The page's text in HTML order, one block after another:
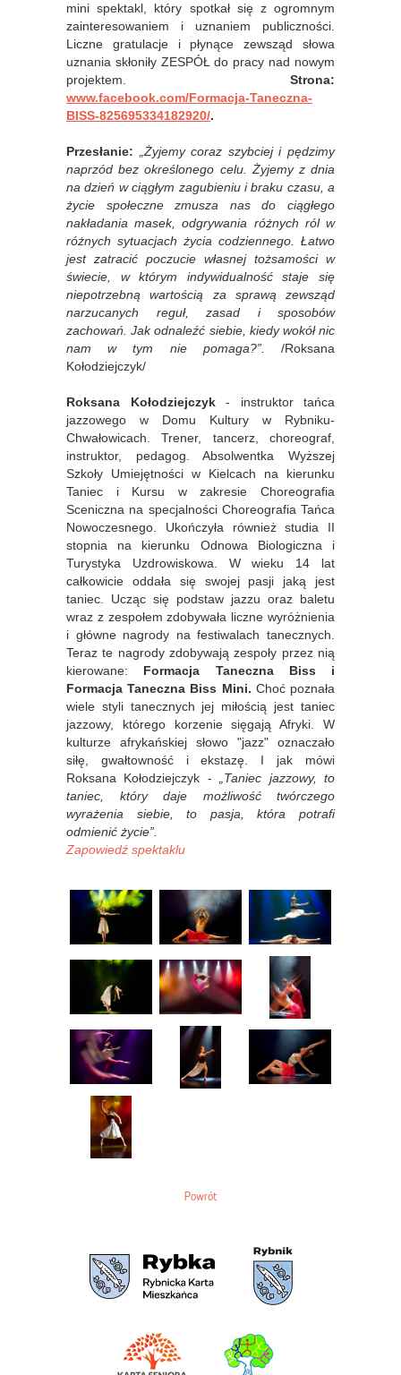
mini spektakl, który spotkał się z ogromnym
zainteresowaniem i uznaniem publiczności.
Liczne gratulacje i płynące zewsząd słowa
uznania skłoniły ZESPÓŁ do pracy nad nowym
projektem. Strona:
www.facebook.com/Formacja-Taneczna-
BISS-825695334182920/.
Przesłanie:
„Żyjemy coraz szybciej i pędzimy
naprzód bez określonego celu. Żyjemy z dnia
na dzień w ciągłym zagubieniu i braku czasu, a
życie społeczne zmusza nas do ciągłego
nakładania masek, odgrywania różnych ról w
różnych sytuacjach życia codziennego. Łatwo
jest zatracić poczucie własnej tożsamości w
świecie, w którym indywidualność staje się
niepotrzebną wartością za sprawą zewsząd
narzucanych reguł, zasad i sposobów
zachowań. Jak odnaleźć siebie, kiedy wokół nic
nam w tym nie pomaga?”. /Roksana
Kołodziejczyk/
Roksana Kołodziejczyk- instruktor tańca
jazzowego w Domu Kultury w Rybniku-
Chwałowicach. Trener, tancerz, choreograf,
instruktor, pedagog. Absolwentka Wyższej
Szkoły Umiejętności w Kielcach na kierunku
Taniec i Kursu w zakresie Choreografia
Sceniczna na specjalności Choreografia Tańca
Nowoczesnego. Ukończyła również studia II
stopnia na kierunku Odnowa Biologiczna i
Turystyka Uzdrowiskowa. W wieku 14 lat
całkowicie oddała się swojej pasji jaką jest
taniec. Ucząc się podstaw jazzu oraz baletu
wraz z zespołem zdobywała liczne wyróżnienia
i główne nagrody na festiwalach tanecznych.
Teraz te nagrody zdobywają zespoły przez nią
kierowane: Formacja Taneczna Biss i
Formacja Taneczna Biss Mini. Choć poznała
wiele styli tanecznych jej miłością jest taniec
jazzowy, którego korzenie sięgają Afryki. W
kulturze afrykańskiej słowo "jazz" oznaczało
siłę, gwałtowność i ekstazę. I jak mówi
Roksana Kołodziejczyk -
„Taniec jazzowy, to
taniec, który daje możliwość twórczego
wyrażenia siebie, to pasja, która potrafi
odmienić życie”.
Zapowiedź spektaklu
Powrót